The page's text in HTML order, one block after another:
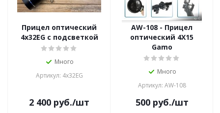
Прицел оптический
4x32EG с подсветкой
Много
Артикул: 4x32EG
2 400 руб./шт
AW-108 - Прицел
оптический 4Х15
Gamo
Много
Артикул: AW-108
500руб./шт